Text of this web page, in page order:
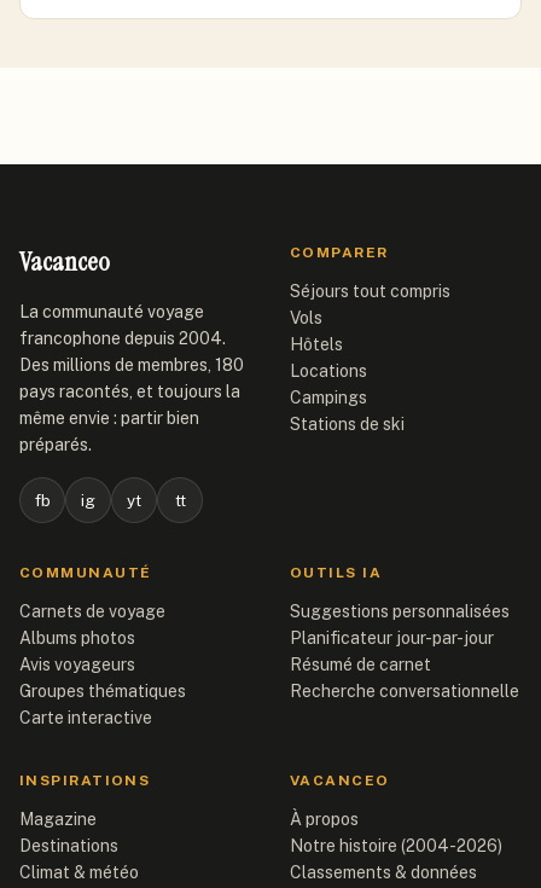
Vacanceo
La communauté voyage
francophone depuis 2004.
Des millions de membres, 180
pays racontés, et toujours la
même envie : partir bien
préparés.
fb ig yt tt
COMPARER
Séjours tout compris
Vols
Hôtels
Locations
Campings
Stations de ski
COMMUNAUTÉ
Carnets de voyage
Albums photos
Avis voyageurs
Groupes thématiques
Carte interactive
OUTILS IA
Suggestions personnalisées
Planificateur jour-par-jour
Résumé de carnet
Recherche conversationnelle
INSPIRATIONS
Magazine
Destinations
Climat & météo
VACANCEO
À propos
Notre histoire (2004-2026)
Classements & données